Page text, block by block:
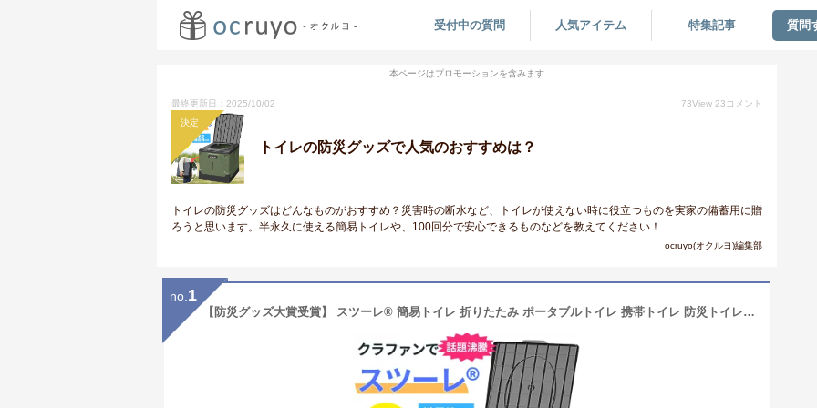
受付中の質問 人気アイテム 特集記事 質問
本ページはプロモーションを含みます
最終更新日：2025/10/02 73View 23 コメント
決定
トイレの防災グッズで人気のおすすめは？
トイレの防災グッズはどんなものがおすすめ？災害時の断水など、トイレが使えない時に役立つものを実家の備蓄用に贈
ろうと思います。半永久に使える簡易トイレや、100回分で安心できるものなどを教えてください！
ocruyo(オクルヨ)編集部
no. 1
【防災グッズ大賞受賞】 スツーレ® 簡易トイレ 折りたたみ ポータブルトイレ 携帯トイレ 防災トイレ 災害用 非常用 防災グッズ 耐荷重100kg 排便袋＆凝固剤つき